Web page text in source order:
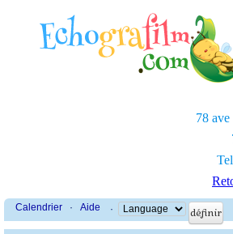
78 ave
Calendrier · Aide ·